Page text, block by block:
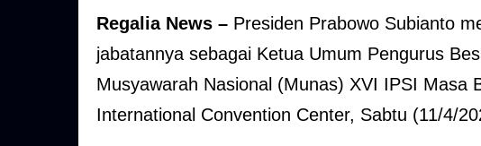
Regalia News – Presiden Prabowo Subianto
jabatannya sebagai Ketua Umum Pengurus
Musyawarah Nasional (Munas) XVI IPSI Masa
International Convention Center, Sabtu (11/4/